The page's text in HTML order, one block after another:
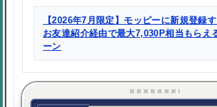
【2026年7月限定】モッピーに新規登録
お友達紹介経由で最大7,030P相当もらえ
ーン